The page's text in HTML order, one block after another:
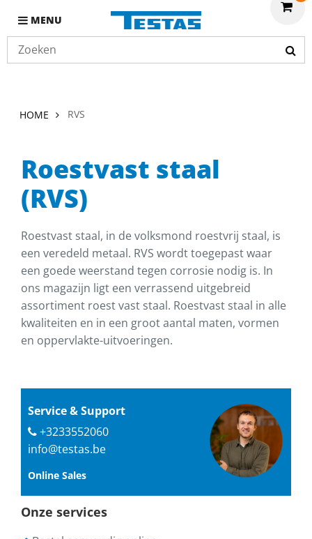
MENU
HOME RVS
Roestvast staal
(RVS)
Roestvast staal, in de volksmond roestvrij staal, is
een veredeld metaal. RVS wordt toegepast waar
een goede weerstand tegen corrosie nodig is. In
ons magazijn ligt een verrassend uitgebreid
assortiment roest vast staal. Roestvast staal in alle
kwaliteiten en in een groot aantal maten, vormen
en oppervlakte-uitvoeringen.
Service & Support
+3233552060
info@testas.be
Online Sales
Onze services